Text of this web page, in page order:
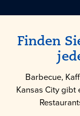
Finden
Barbecue,
Kansas City